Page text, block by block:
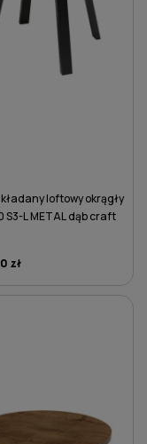
loftowy okrągły
S3-L METAL dąb craft
zł